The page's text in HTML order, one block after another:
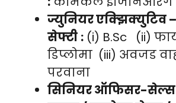
ज्युनियर एक्झिक्युटिव
सेफ्टी : (i) B.Sc (ii)
डिप्लोमा (iii) अवजड
परवाना
सिनियर ऑफिसर-सेल्स